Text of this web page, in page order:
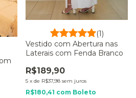
(1)
Vestido com Abertura nas
Laterais com Fenda Branco
R$189,90
5 x de R$37,98 sem juros
R$180,41 com Boleto